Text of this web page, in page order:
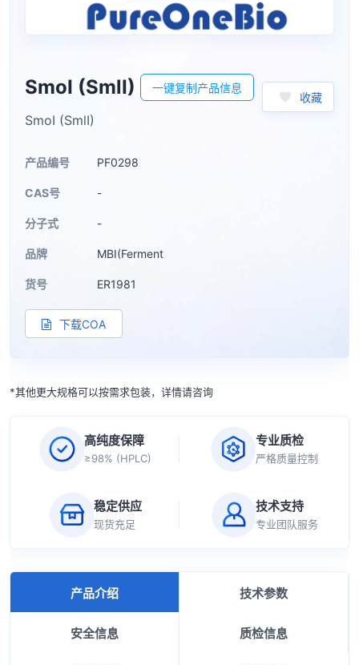
SmoI (SmlI) 一键复制产品信息
收藏
SmoI (SmlI)
产品编号 PF0298
CAS号 -
分子式 -
品牌 MBI(Ferment
货号 ER1981
下载COA
*其他更大规格可以按需求包装，详情请咨询
高纯度保障
≥98% (HPLC)
专业质检
严格质量控制
稳定供应
现货充足
技术支持
专业团队服务
产品介绍 技术参数
安全信息 质检信息